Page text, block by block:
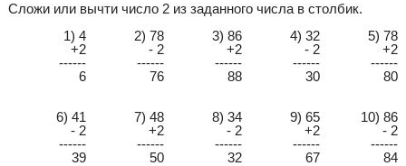
Сложи или вычти число 2 из заданного числа в столбик.
1) 4
2) 78 3) 86 4) 32
5) 78
+2
- 2 +2 - 2
+2
------
------ ------ ------
------
6
76 88 30 80
6) 41 7) 48 8) 34 9) 65
10) 86
- 2
+2 - 2 +2
- 2
------
------ ------ ------
------
39
50 32 67 84